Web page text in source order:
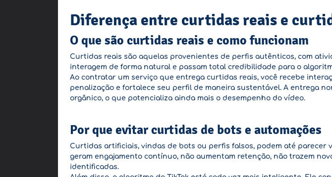
Diferença entre curtidas reais e
O que são curtidas reais e como funcionam
Curtidas reais são aquelas provenientes de perfis autênticos, com
interagem de forma natural e passam total credibilidade para o
Ao contratar um serviço que entrega curtidas reais, você recebe
penalização e fortalece seu perfil de maneira sustentável. A entrega
orgânico, o que potencializa ainda mais o desempenho do vídeo.
Por que evitar curtidas de bots e automações
Curtidas artificiais, vindas de bots ou perfis falsos, podem até parecer
geram engajamento contínuo, não aumentam retenção, não trazem
identificadas.